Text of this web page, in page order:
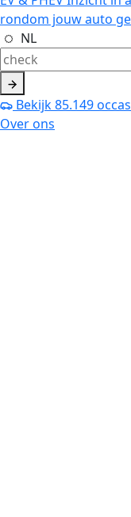
rondom jouw auto
NL
Bekijk85.149
Over ons